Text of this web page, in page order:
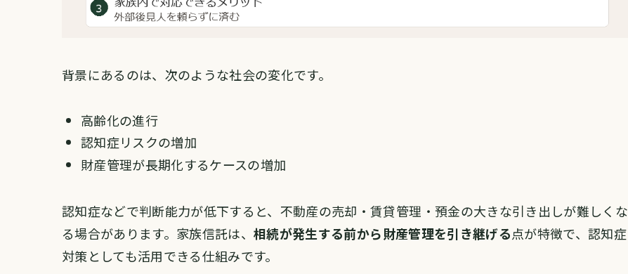
背景にあるのは、次のような社会の変化です。
高齢化の進行
認知症リスクの増加
財産管理が長期化するケースの増加
認知症などで判断能力が低下すると、不動産の売却・賃貸管理・預金の大きな引き出しが難しくな
る場合があります。家族信託は、相続が発生する前から財産管理を引き継げる点が特徴で、認知症
対策としても活用できる仕組みです。